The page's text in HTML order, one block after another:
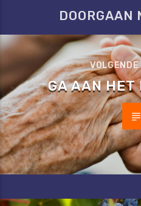
DOORGAAN
GA AAN HET